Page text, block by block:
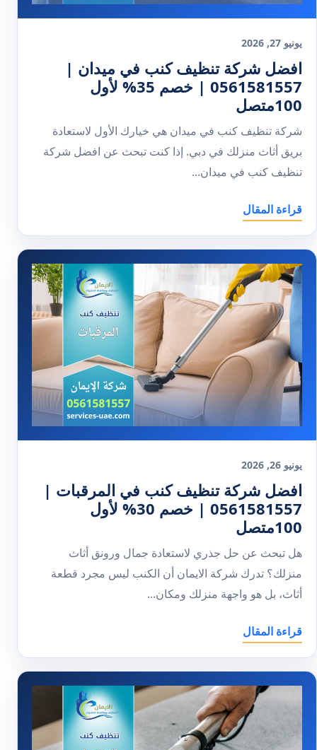
يونيو 27, 2026
افضل شركة تنظيف كنب في ميدان |
0561581557 | خصم 35% لأول
100متصل
شركة تنظيف كنب في ميدان هي خيارك الأول لاستعادة
بريق أثاث منزلك في دبي. إذا كنت تبحث عن افضل شركة
تنظيف كنب في ميدان...
قراءة المقال
يونيو 26, 2026
افضل شركة تنظيف كنب في المرقبات |
0561581557 | خصم 30% لأول
100متصل
هل تبحث عن حل جذري لاستعادة جمال ورونق أثاث
منزلك؟ تدرك شركة الايمان أن الكنب ليس مجرد قطعة
أثاث، بل هو واجهة منزلك ومكان...
قراءة المقال